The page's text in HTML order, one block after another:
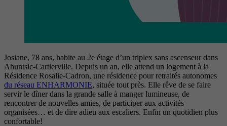
Josiane, 78 ans, habite au 2e étage d’un triplex sans ascenseur dans
Ahuntsic-Cartierville. Depuis un an, elle attend un logement à la
Résidence Rosalie-Cadron, une résidence pour retraités autonomes
du réseau ENHARMONIE, située tout près. Elle rêve de se faire
servir le dîner dans la grande salle à manger lumineuse, de
rencontrer de nouvelles amies, de participer aux activités
organisées… et de dire adieu aux escaliers. Enfin un quotidien plus
confortable!